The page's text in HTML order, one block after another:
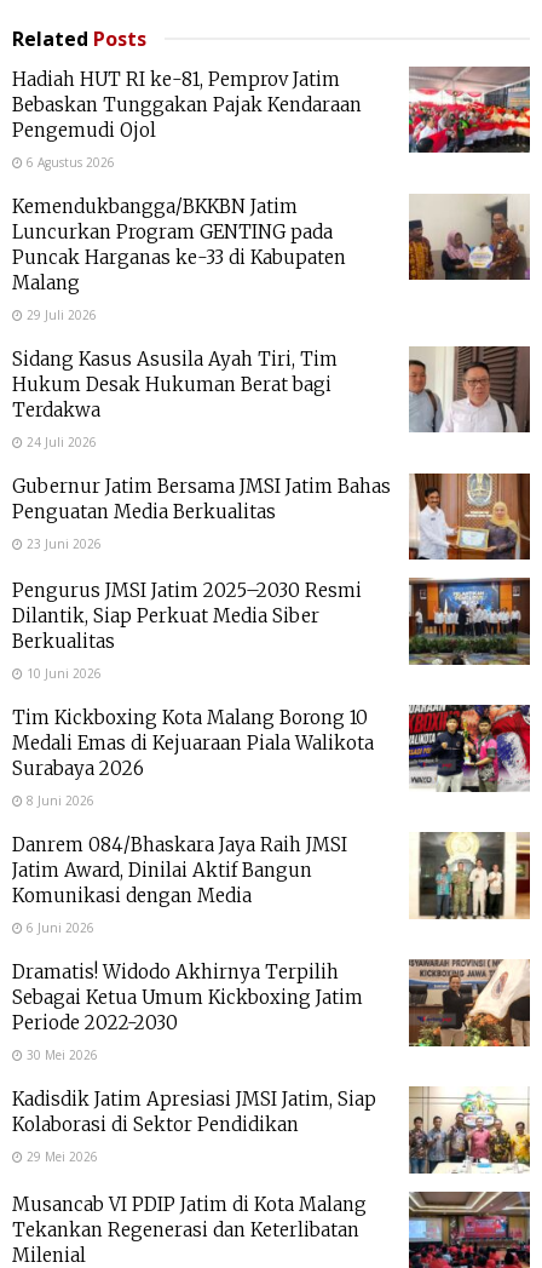
Related Posts
Hadiah HUT RI ke-81, Pemprov Jatim
Bebaskan Tunggakan Pajak Kendaraan
Pengemudi Ojol
6 Agustus 2026
Kemendukbangga/BKKBN Jatim
Luncurkan Program GENTING pada
Puncak Harganas ke-33 di Kabupaten
Malang
29 Juli 2026
Sidang Kasus Asusila Ayah Tiri, Tim
Hukum Desak Hukuman Berat bagi
Terdakwa
24 Juli 2026
Gubernur Jatim Bersama JMSI Jatim Bahas
Penguatan Media Berkualitas
23 Juni 2026
Pengurus JMSI Jatim 2025–2030 Resmi
Dilantik, Siap Perkuat Media Siber
Berkualitas
10 Juni 2026
Tim Kickboxing Kota Malang Borong 10
Medali Emas di Kejuaraan Piala Walikota
Surabaya 2026
8 Juni 2026
Danrem 084/Bhaskara Jaya Raih JMSI
Jatim Award, Dinilai Aktif Bangun
Komunikasi dengan Media
6 Juni 2026
Dramatis! Widodo Akhirnya Terpilih
Sebagai Ketua Umum Kickboxing Jatim
Periode 2022-2030
30 Mei 2026
Kadisdik Jatim Apresiasi JMSI Jatim, Siap
Kolaborasi di Sektor Pendidikan
29 Mei 2026
Musancab VI PDIP Jatim di Kota Malang
Tekankan Regenerasi dan Keterlibatan
Milenial